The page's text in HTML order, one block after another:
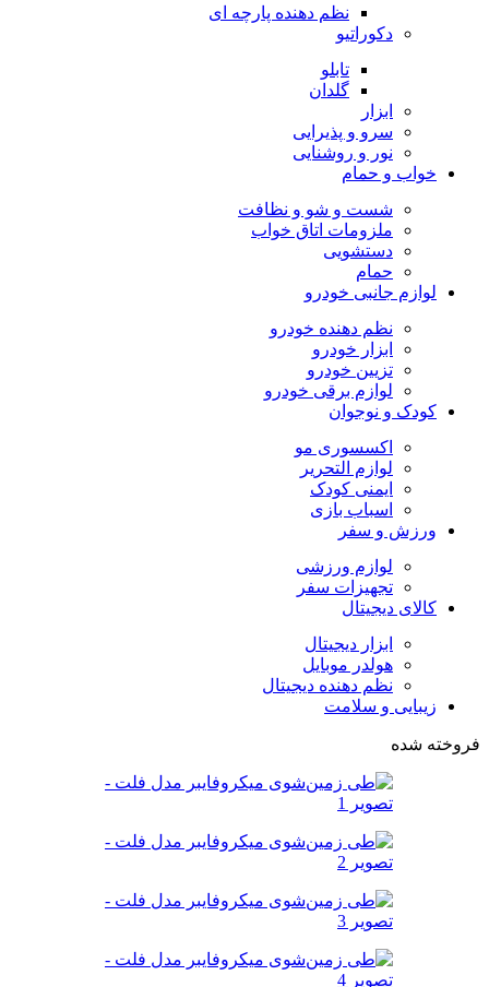
نظم دهنده پارچه ای
دکوراتیو
تابلو
گلدان
ابزار
سرو و پذیرایی
نور و روشنایی
خواب و حمام
شست و شو و نظافت
ملزومات اتاق خواب
دستشویی
حمام
لوازم جانبی خودرو
نظم دهنده خودرو
ابزار خودرو
تزیین خودرو
لوازم برقی خودرو
کودک و نوجوان
اکسسوری مو
لوازم التحریر
ایمنی کودک
اسباب بازی
ورزش و سفر
لوازم ورزشی
تجهیزات سفر
کالای دیجیتال
ابزار دیجیتال
هولدر موبایل
نظم دهنده دیجیتال
زیبایی و سلامت
فروخته شده